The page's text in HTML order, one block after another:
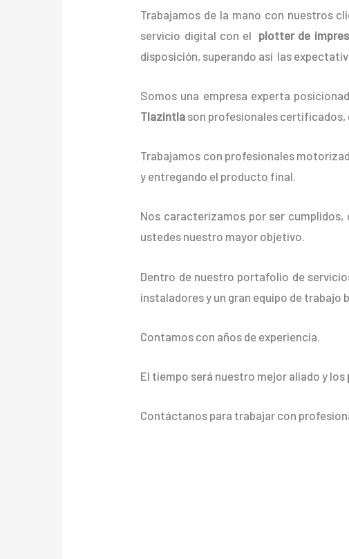
Trabajamos de la mano con nuestros
servicio digital con el plotter de
disposición, superando así las
Somos una empresa experta
Tlazintla son profesionales certificados,
Trabajamos con profesionales
y entregando el producto final.
Nos caracterizamos por ser
ustedes nuestro mayor objetivo.
Dentro de nuestro portafolio de
instaladores y un gran equipo de trabajo
Contamos con años de experiencia.
El tiempo será nuestro mejor aliado y los
Contáctanos para trabajar con